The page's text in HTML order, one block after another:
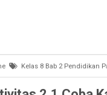
Kelas 8 Bab 2 Pendidikan